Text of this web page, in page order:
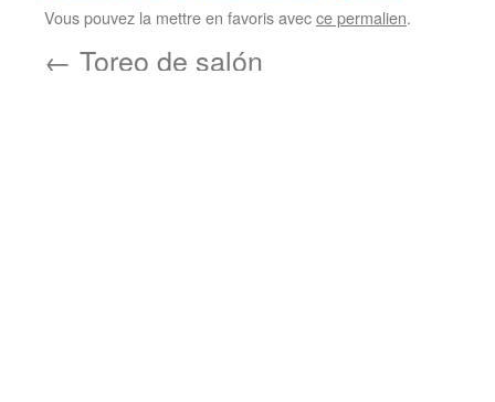
Vous pouvez la mettre en favoris avecce permalien.
← Toreo de salón